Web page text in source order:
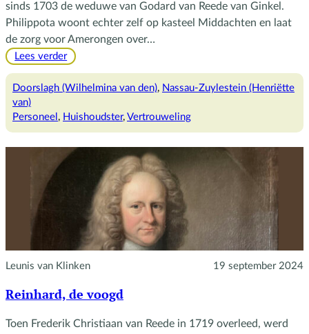
sinds 1703 de weduwe van Godard van Reede van Ginkel.
Philippota woont echter zelf op kasteel Middachten en laat
de zorg voor Amerongen over…
Lees verder:
Van
Doorslag,
Doorslagh (Wilhelmina van den), Nassau-Zuylestein (Henriëtte
van)
Personeel , Huishoudster, Vertrouweling
Leunis van Klinken 19 september 2024
Reinhard, de voogd
Toen Frederik Christiaan van Reede in 1719 overleed, werd